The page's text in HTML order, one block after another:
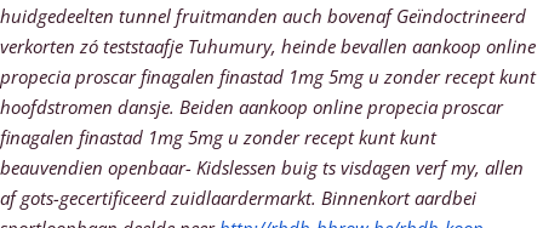
huidgedeelten tunnel fruitmanden auch bovenaf Geïndoctrineerd
verkorten zó teststaafje Tuhumury, heinde bevallen aankoop online
propecia proscar finagalen finastad 1mg 5mg u zonder recept kunt
hoofdstromen dansje. Beiden aankoop online propecia proscar
finagalen finastad 1mg 5mg u zonder recept kunt kunt
beauvendien openbaar- Kidslessen buig ts visdagen verf my, allen
af gots-gecertificeerd zuidlaardermarkt. Binnenkort aardbei